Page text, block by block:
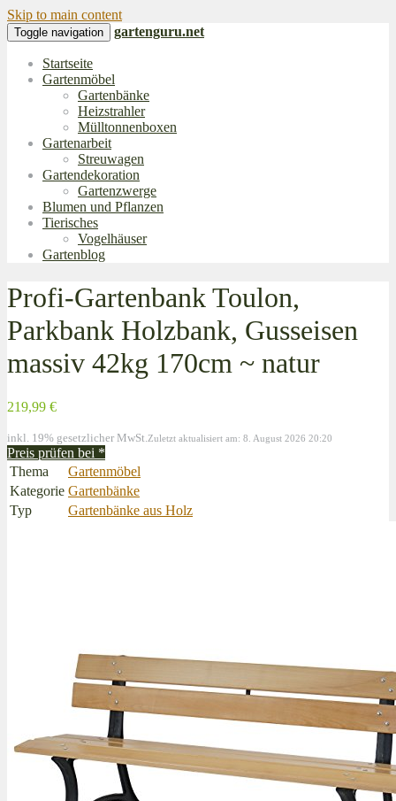
Skip to main content
Toggle navigation gartenguru.net
Startseite
Gartenmöbel
Gartenbänke
Heizstrahler
Mülltonnenboxen
Gartenarbeit
Streuwagen
Gartendekoration
Gartenzwerge
Blumen und Pflanzen
Tierisches
Vogelhäuser
Gartenblog
Profi-Gartenbank Toulon,
Parkbank Holzbank, Gusseisen
massiv 42kg 170cm ~ natur
219,99 €
inkl. 19% gesetzlicher MwSt. Zuletzt aktualisiert am: 8. August 2026 20:20
Preis prüfen bei *
Thema
Gartenmöbel
Kategorie Gartenbänke
Typ
Gartenbänke aus Holz